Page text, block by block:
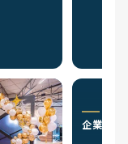
企業祝賀